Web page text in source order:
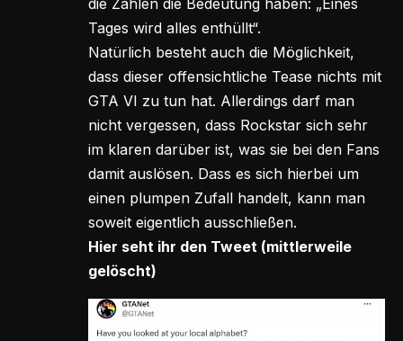
Tages wird alles enthüllt“.
Natürlich besteht auch die Möglichkeit,
dass dieser offensichtliche Tease nichts mit
GTA VI zu tun hat. Allerdings darf man
nicht vergessen, dass Rockstar sich sehr
im klaren darüber ist, was sie bei den Fans
damit auslösen. Dass es sich hierbei um
einen plumpen Zufall handelt, kann man
soweit eigentlich ausschließen.
Hier seht ihr den Tweet (mittlerweile
gelöscht)